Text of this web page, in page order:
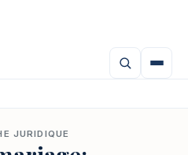
JURIDIQUE